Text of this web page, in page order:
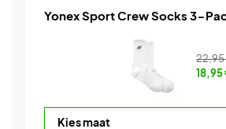
Yonex Sport Crew Socks 3-
22,95
18,95